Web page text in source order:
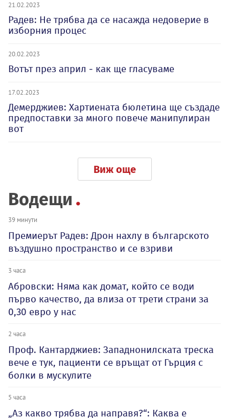
21.02.2023
Радев: Не трябва да се насажда недоверие в
изборния процес
20.02.2023
Вотът през април - как ще гласуваме
17.02.2023
Демерджиев: Хартиената бюлетина ще създаде
предпоставки за много повече манипулиран
вот
Виж още
Водещи
39 минути
Премиерът Радев: Дрон нахлу в българското
въздушно пространство и се взриви
3 часа
Абровски: Няма как домат, който се води
първо качество, да влиза от трети страни за
0,30 евро у нас
2 часа
Проф. Кантарджиев: Западнонилската треска
вече е тук, пациенти се връщат от Гърция с
болки в мускулите
5 часа
„Аз какво трябва да направя?“: Каква е